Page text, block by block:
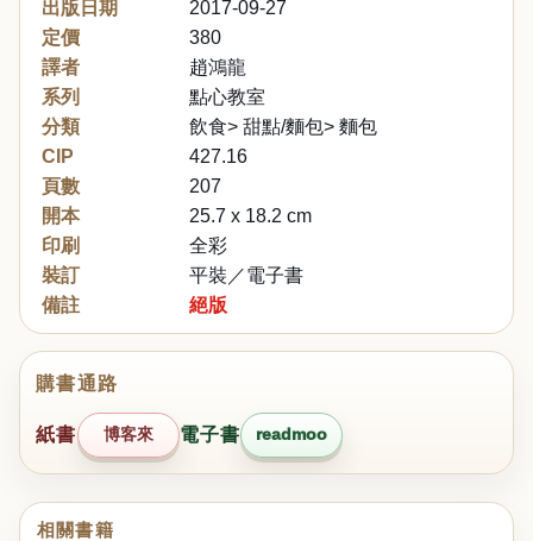
出版日期
2017-09-27
定價
380
譯者
趙鴻龍
系列
點心教室
分類
飲食> 甜點/麵包> 麵包
CIP
427.16
頁數
207
開本
25.7 x 18.2 cm
印刷
全彩
裝訂
平裝／電子書
備註
絕版
購書通路
紙書 博客來 電子書 readmoo
相關書籍